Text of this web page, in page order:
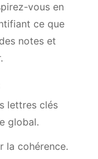
vous en
ce que
notes et
lettres clés
global.
la cohérence.